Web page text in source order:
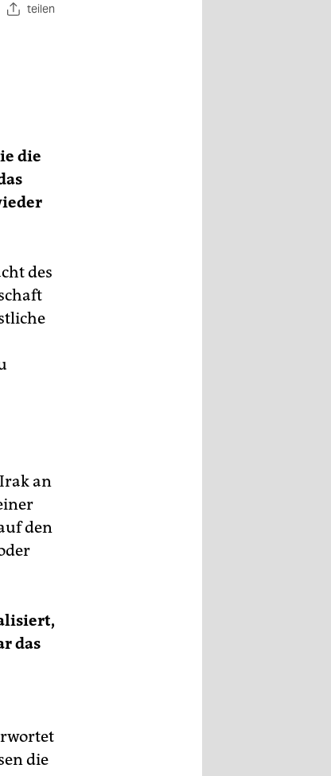
teilen
die
des
an
den
das
die